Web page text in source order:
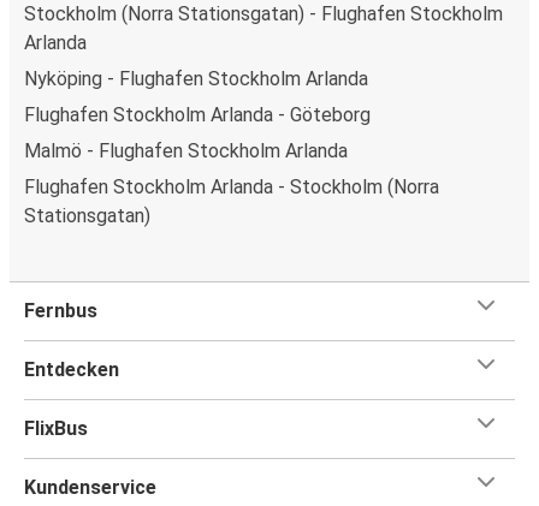
Stockholm (Norra Stationsgatan) - Flughafen Stockholm
Arlanda
Nyköping - Flughafen Stockholm Arlanda
Flughafen Stockholm Arlanda - Göteborg
Malmö - Flughafen Stockholm Arlanda
Flughafen Stockholm Arlanda - Stockholm (Norra
Stationsgatan)
Fernbus
Entdecken
FlixBus
Kundenservice